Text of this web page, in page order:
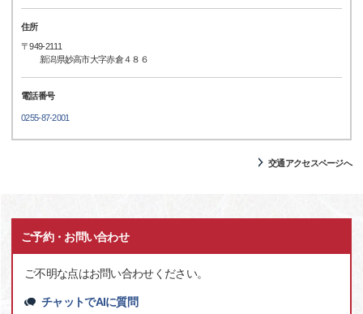
住所
〒949-2111
新潟県妙高市大字赤倉４８６
電話番号
0255-87-2001
交通アクセスページへ
ご予約・お問い合わせ
ご不明な点はお問い合わせください。
チャットでAIに質問